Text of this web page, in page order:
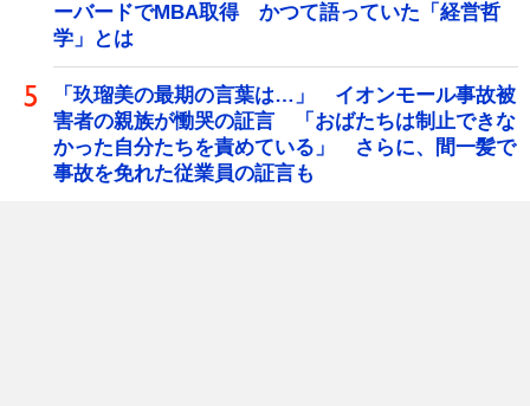
ーバードでMBA取得 かつて語っていた「経営哲
学」とは
「玖瑠美の最期の言葉は…」 イオンモール事故被
害者の親族が慟哭の証言 「おばたちは制止できな
かった自分たちを責めている」 さらに、間一髪で
事故を免れた従業員の証言も